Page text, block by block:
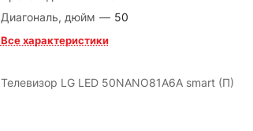
Диагональ, дюйм — 50
Все характеристики
Телевизор LG LED 50NANO81A6A smart (П)